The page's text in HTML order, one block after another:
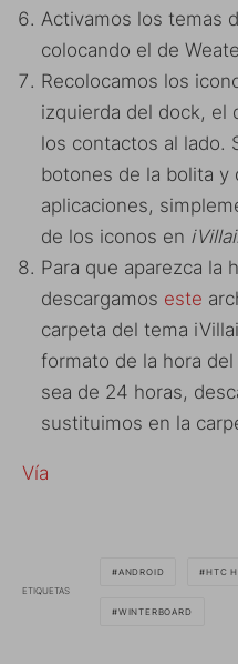
Activamos los temas
colocando el de
Recolocamos los
izquierda del dock, el
los contactos al lado.
botones de la bolita y
aplicaciones,
de los iconos en
Para que aparezca la
descargamos este
carpeta del tema
formato de la hora
sea de 24 horas,
sustituimos en la
Vía
ETIQUETAS
ANDROID HTC
WINTERBOARD